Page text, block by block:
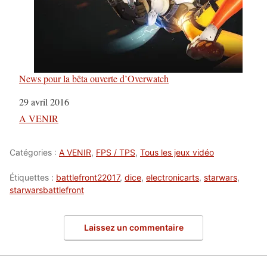
News pour la bêta ouverte d’Overwatch
Date
29 avril 2016
Par rapport à
A VENIR
Catégories : A VENIR, FPS / TPS, Tous les jeux vidéo
Étiquettes : battlefront22017, dice, electronicarts, starwars,
starwarsbattlefront
Laissez un commentaire